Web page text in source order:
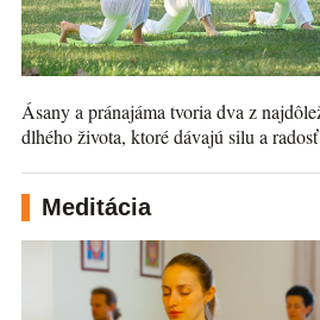
Ásany a pránajáma tvoria dva z
dlhého života, ktoré dávajú silu a
Meditácia